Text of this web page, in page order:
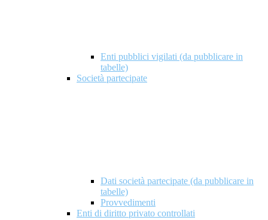
Enti pubblici vigilati (da pubblicare in
tabelle)
Società partecipate
Dati società partecipate (da pubblicare in
tabelle)
Provvedimenti
Enti di diritto privato controllati